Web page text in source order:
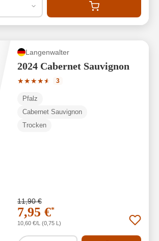
Langenwalter
2024 Cabernet Sauvignon
★★★★★
★
Durchschnittliche Bewertung von 4.67
3
Pfalz
Cabernet Sauvignon
Trocken
11,90 €
7,95 €*
10,60 €/L (0,75 L)